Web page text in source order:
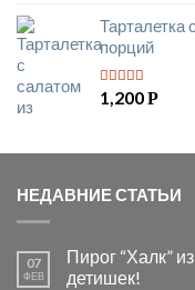
Тарталетка
порций
5 из 5
1,200Р
НЕДАВНИЕ СТАТЬИ
07
ФЕВ
Пирог “Халк”
детишек!